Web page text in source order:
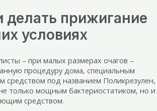
прижигание
условиях
– при малых размерах очагов –
процедуру дома, специальным
средством под названием Поликрезулен,
только мощным бактериостатиком, но и
средством.